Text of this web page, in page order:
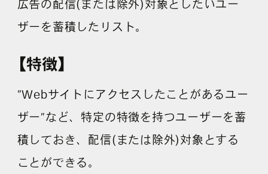
各種ご相談
セミナー申し込み
広告の配信(または除外)対象としたいユー
ザーを蓄積したリスト。
【特徴】
”Webサイトにアクセスしたことがあるユー
ザー”など、特定の特徴を持つユーザーを蓄
積しておき、配信(または除外)対象とする
ことができる。